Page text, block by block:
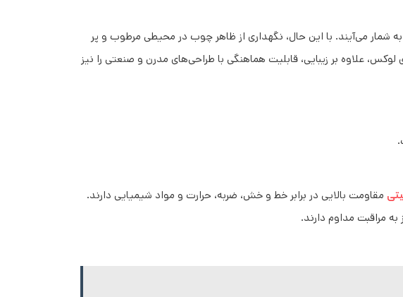
می‌آیند. با این حال، نگهداری از ظاهر چوب در محیطی مرطوب و پر
علاوه بر زیبایی، قابلیت هماهنگی با طراحی‌های مدرن و صنعتی را نیز
مقاومت بالایی در برابر خط و خش، ضربه، حرارت و مواد شیمیایی دارند.
مراقبت مداوم دارند.